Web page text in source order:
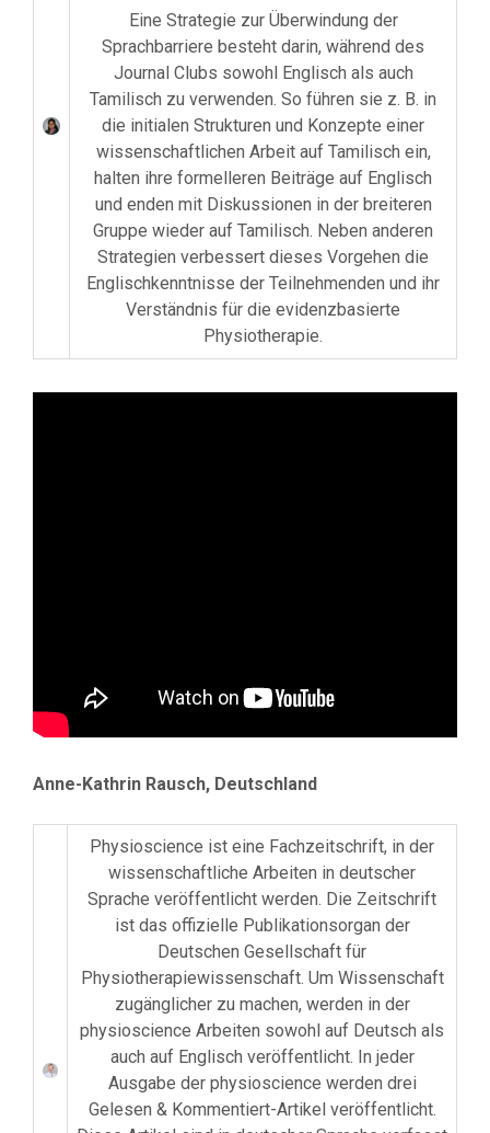
Eine Strategie zur Überwindung der
Sprachbarriere besteht darin, während des
Journal Clubs sowohl Englisch als auch
Tamilisch zu verwenden. So führen sie z. B. in
die initialen Strukturen und Konzepte einer
wissenschaftlichen Arbeit auf Tamilisch ein,
halten ihre formelleren Beiträge auf Englisch
und enden mit Diskussionen in der breiteren
Gruppe wieder auf Tamilisch. Neben anderen
Strategien verbessert dieses Vorgehen die
Englischkenntnisse der Teilnehmenden und ihr
Verständnis für die evidenzbasierte
Physiotherapie.
Anne-Kathrin Rausch, Deutschland
Physioscience ist eine Fachzeitschrift, in der
wissenschaftliche Arbeiten in deutscher
Sprache veröffentlicht werden. Die Zeitschrift
ist das offizielle Publikationsorgan der
Deutschen Gesellschaft für
Physiotherapiewissenschaft. Um Wissenschaft
zugänglicher zu machen, werden in der
physioscience Arbeiten sowohl auf Deutsch als
auch auf Englisch veröffentlicht. In jeder
Ausgabe der physioscience werden drei
Gelesen & Kommentiert-Artikel veröffentlicht.